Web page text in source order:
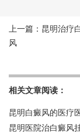
上一篇： 昆明治疗
风
相关文章阅读：
昆明白癜风的医疗
昆明医院治白癜风